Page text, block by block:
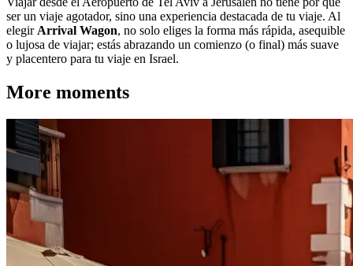
ser un viaje agotador, sino una experiencia destacada de tu viaje. Al
elegir Arrival Wagon, no solo eliges la forma más rápida, asequible
o lujosa de viajar; estás abrazando un comienzo (o final) más suave
y placentero para tu viaje en Israel.
More moments